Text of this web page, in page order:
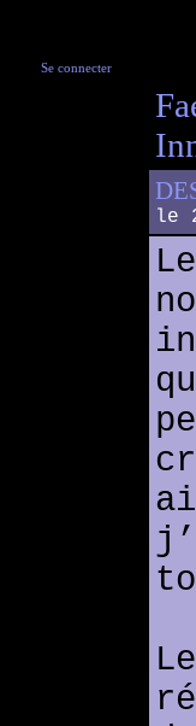
Se connecter
le